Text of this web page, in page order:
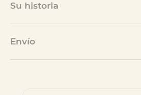
Su historia
Envío